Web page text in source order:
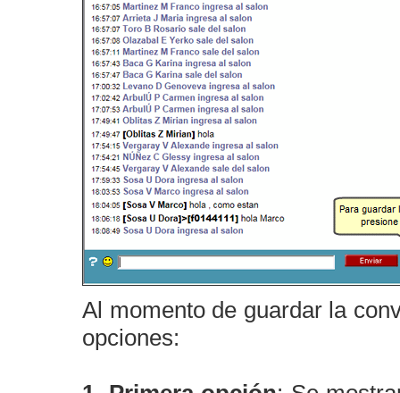
Al momento de guardar la
opciones: